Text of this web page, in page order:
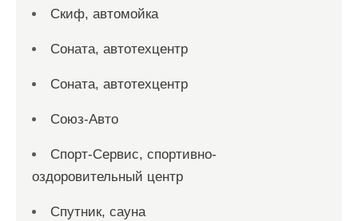
Скиф, автомойка
Соната, автотехцентр
Соната, автотехцентр
Союз-Авто
Спорт-Сервис, спортивно-
оздоровительный центр
Спутник, сауна